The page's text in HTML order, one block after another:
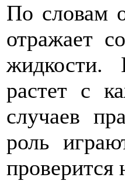
По словам
отражает
жидкости.
растет с
случаев
роль